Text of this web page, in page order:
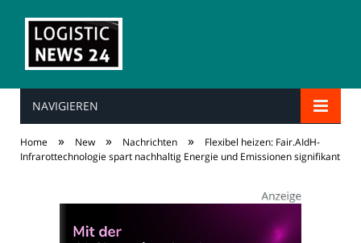
NAVIGIEREN
Home » New » Nachrichten »
Flexibel heizen: Fair.AIdH-
Infrarottechnologie spart nachhaltig Energie und Emissionen signifikant